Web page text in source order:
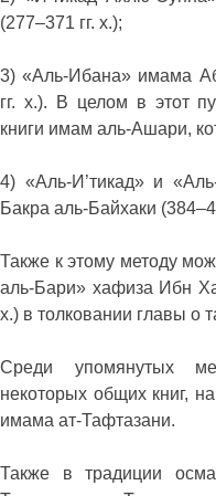
(277–371 гг. х.);
3) «Аль-Ибана» имама
гг. х.). В целом в этот
книги имам аль-Ашари,
4) «Аль-И’тикад» и
Бакра аль-Байхаки
Также к этому методу
аль-Бари» хафиза Ибн
х.) в толковании главы о
Среди упомянутых
некоторых общих книг,
имама ат-Тафтазани.
Также в традиции